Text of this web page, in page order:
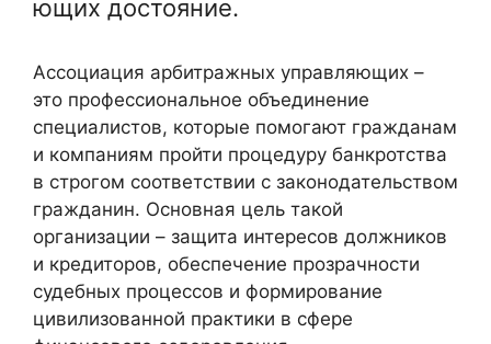
ющих достояние.
Ассоциация арбитражных управляющих –
это профессиональное объединение
специалистов, которые помогают гражданам
и компаниям пройти процедуру банкротства
в строгом соответствии с законодательством
гражданин. Основная цель такой
организации – защита интересов должников
и кредиторов, обеспечение прозрачности
судебных процессов и формирование
цивилизованной практики в сфере